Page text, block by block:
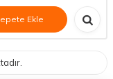
Ekle